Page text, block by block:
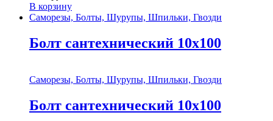
В корзину
Саморезы, Болты, Шурупы, Шпильки, Гвозди
Болт сантехнический 10х100
Саморезы, Болты, Шурупы, Шпильки, Гвозди
Болт сантехнический 10х100